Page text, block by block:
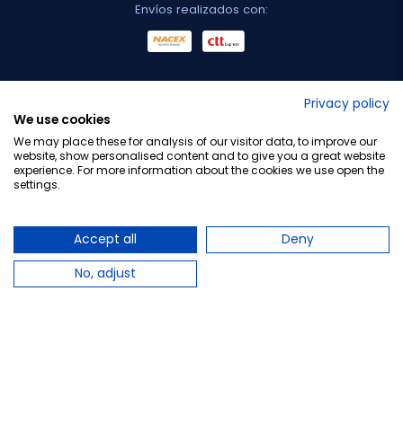
Envíos realizados con:
Privacy policy
We use cookies
We may place these for analysis of our visitor data, to improve our
website, show personalised content and to give you a great website
experience. For more information about the cookies we use open the
settings.
Accept all
Deny
No, adjust